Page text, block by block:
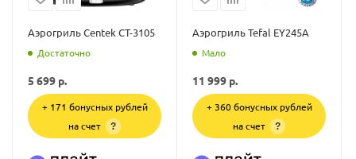
Аэрогриль Centek CT-3105
Достаточно
5 699 р.
+ 171 бонусных рублей
на счет
?
Аэрогриль Tefal EY245A
Мало
11 999 р.
+ 360 бонусных рублей
на счет
?